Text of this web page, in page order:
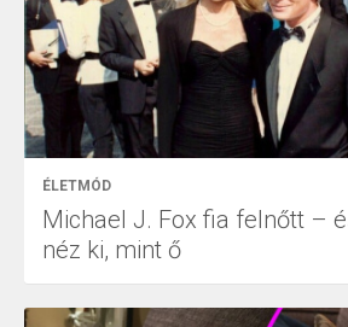
ÉLETMÓD
Michael J. Fox fia felnőtt –
néz ki, mint ő